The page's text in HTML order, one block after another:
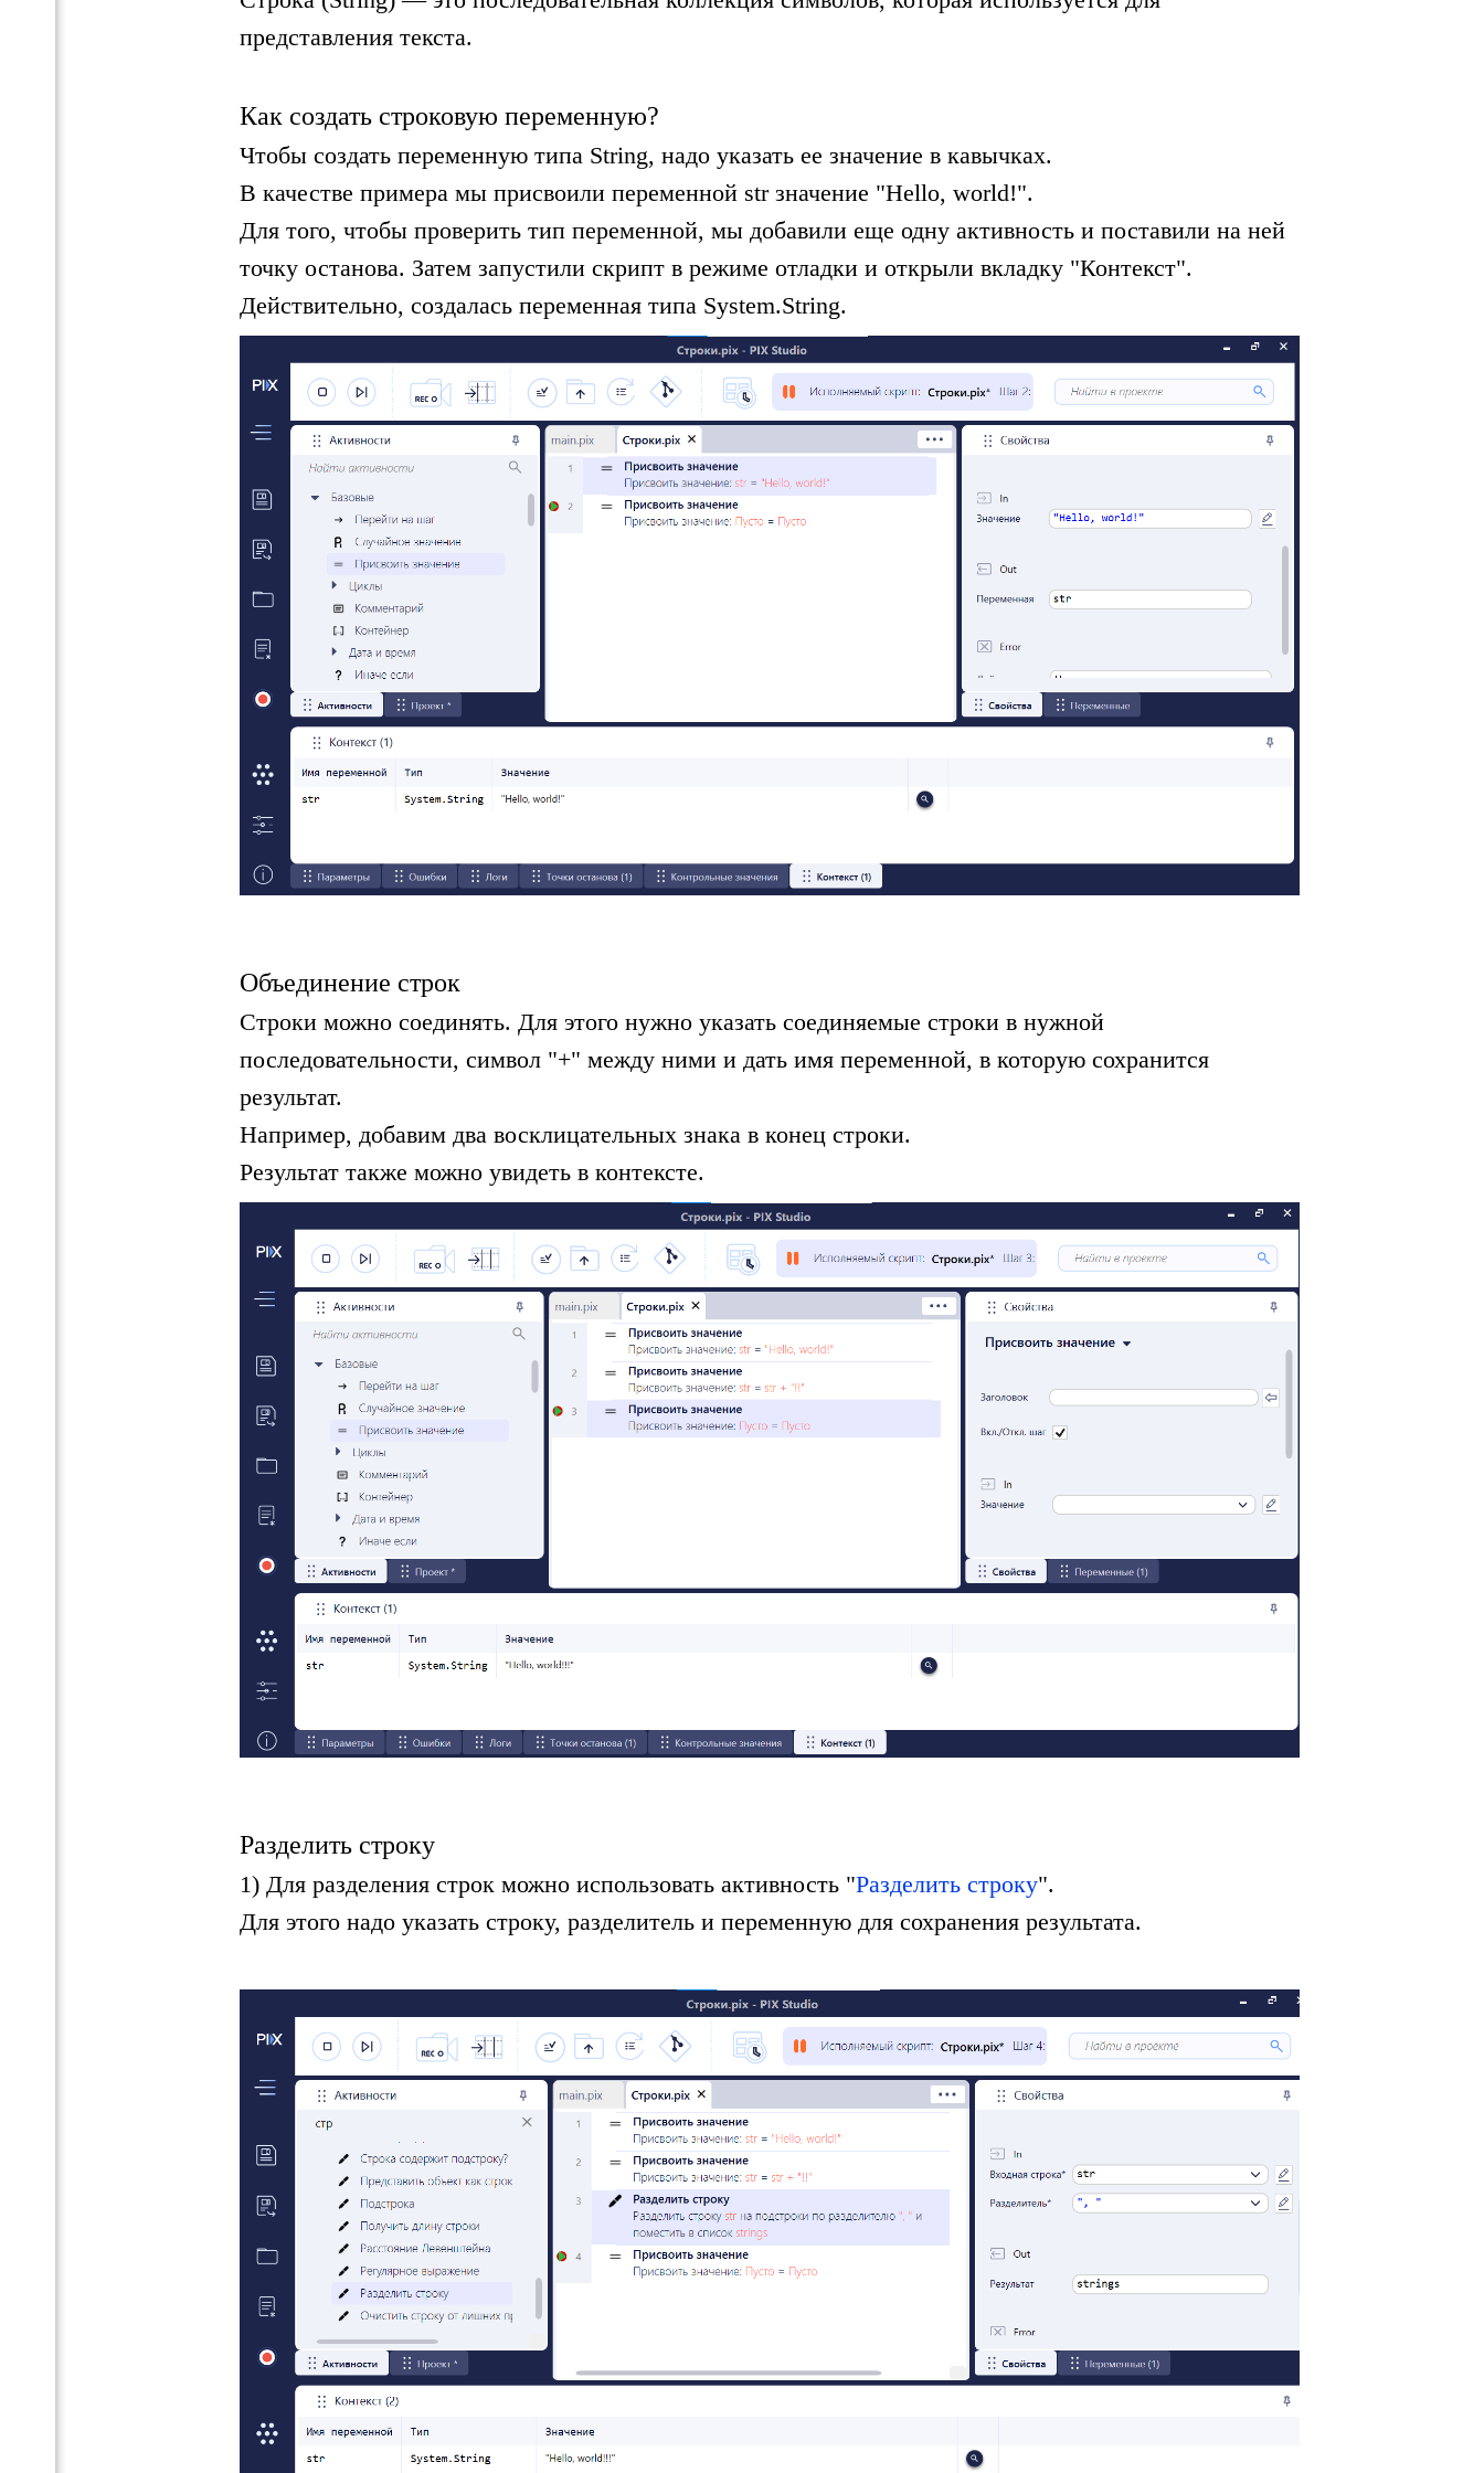
представления текста.
Как создать строковую переменную?
Чтобы создать переменную типа String, надо указать ее значение в кавычках.
В качестве примера мы присвоили переменной str значение "Hello, world!".
Для того, чтобы проверить тип переменной, мы добавили еще одну активность и поставили на ней
точку останова. Затем запустили скрипт в режиме отладки и открыли вкладку "Контекст".
Действительно, создалась переменная типа System.String.
Объединение строк
Строки можно соединять. Для этого нужно указать соединяемые строки в нужной
последовательности, символ "+" между ними и дать имя переменной, в которую сохранится
результат.
Например, добавим два восклицательных знака в конец строки.
Результат также можно увидеть в контексте.
Разделить строку
1) Для разделения строк можно использовать активность "Разделить строку".
Для этого надо указать строку, разделитель и переменную для сохранения результата.